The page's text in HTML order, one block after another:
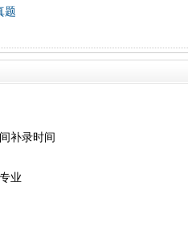
题
补录时间
业